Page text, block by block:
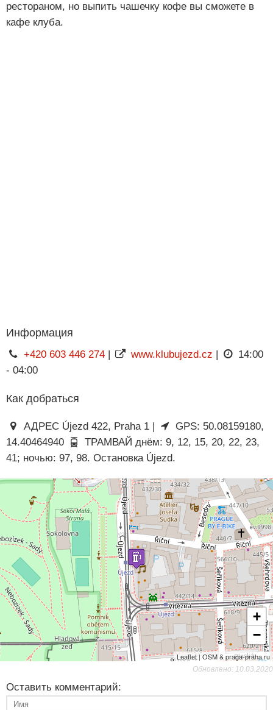
рестораном, но выпить чашечку кофе вы сможете в
кафе клуба.
Информация
+420 603 446 274| www.klubujezd.cz |
14:00
- 04:00
Как добраться
АДРЕС Újezd 422, Praha 1 |
GPS: 50.08159180,
14.40464940
ТРАМВАЙ днём: 9, 12, 15, 20, 22, 23,
41; ночью: 97, 98. Остановка Újezd.
+
−
Leaflet | OSM & praga-praha.ru
Обновлено: 10.03.2020
Оставить комментарий: